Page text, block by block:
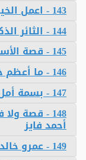
143 - اعمل الخير بإنسانية
144 - الثائر الذكي - قصة من الثورة الروسية
145 - قصة الأسد والغزالة.. اوعى تبص وراك
146 - ما أعظم خلق الوفاء قصة من الجزائر
147 - بسمة أمل مع اسم الله العزيز
148 - قصة
أحمد فايز
149 - عمرو خالد في مطعم السجن - قصة طريفة